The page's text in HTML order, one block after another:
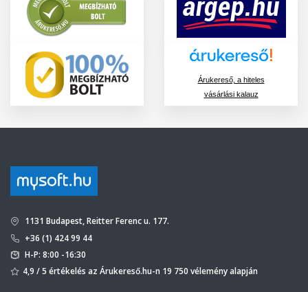
Árukereső, a hiteles
vásárlási kalauz
1131 Budapest, Reitter Ferenc u. 177.
+36 (1) 424 99 44
H-P: 8:00 -16:30
4,9 / 5 értékelés az Árukereső.hu-n 19 750 vélemény alapján